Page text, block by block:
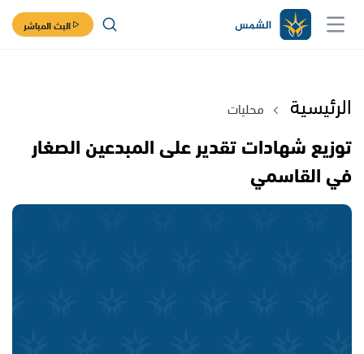
البث المباشر
الرئيسية محليات
توزيع شهادات تقدير على المبدعين الصغار
في القاسمي